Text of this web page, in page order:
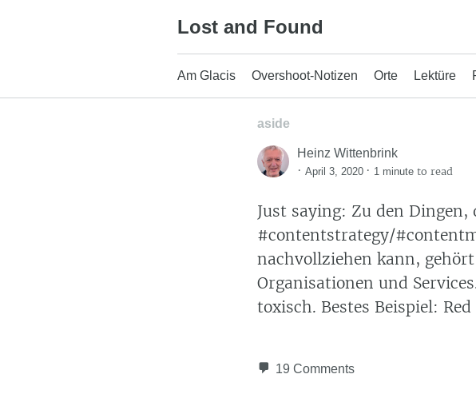
Lost and Found
Am Glacis Overshoot-Notizen Orte Lektüre
aside
Heinz Wittenbrink
· April 3, 2020 · 1 minute to read
Just saying: Zu den
#contentstrategy/
nachvollziehen kann,
Organisationen und
toxisch. Bestes Beispiel: Red
19 Comments